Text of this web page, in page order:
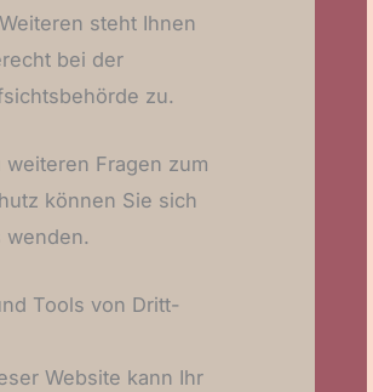
steht Ihnen
bei der
zu.
Fragen zum
können Sie sich
wenden.
Tools von Dritt­
Website kann Ihr